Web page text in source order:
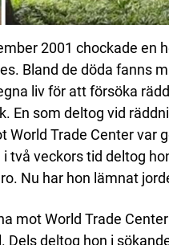
2001 chockade en
Bland de döda fanns
liv för att försöka
En som deltog vid
Trade Center var
två veckors tid deltog
Nu har hon lämnat
mot World Trade
Dels deltog hon i